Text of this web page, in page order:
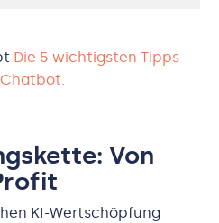
Die 5 wichtigsten Tipps
Von
KI-Wertschöpfung